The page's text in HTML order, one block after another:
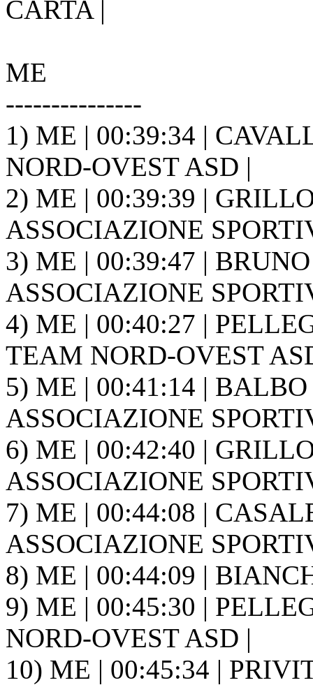
CARTA |
ME
---------------
1) ME | 00:39:34 |
NORD-OVEST ASD |
2) ME | 00:39:39 |
ASSOCIAZIONE
3) ME | 00:39:47 |
ASSOCIAZIONE
4) ME | 00:40:27 |
TEAM NORD-OVEST
5) ME | 00:41:14 |
ASSOCIAZIONE
6) ME | 00:42:40 |
ASSOCIAZIONE
7) ME | 00:44:08 |
ASSOCIAZIONE
8) ME | 00:44:09 |
9) ME | 00:45:30 |
NORD-OVEST ASD |
10) ME | 00:45:34 |